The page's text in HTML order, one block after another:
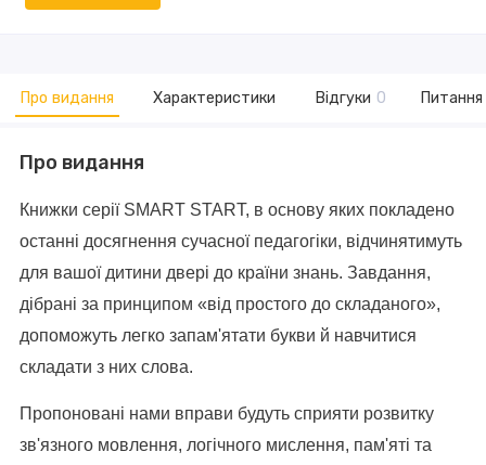
Про видання Характеристики Відгуки 0 Питання
Про видання
Книжки серії SMART START, в основу яких покладено
останні досягнення сучасної педагогіки, відчинятимуть
для вашої дитини двері до країни знань. Завдання,
дібрані за принципом «від простого до складаного»,
допоможуть легко запам'ятати букви й навчитися
складати з них слова.
Пропоновані нами вправи будуть сприяти розвитку
зв'язного мовлення, логічного мислення, пам'яті та